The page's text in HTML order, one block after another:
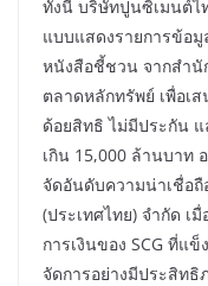
ทั้งนี้ บริษัทปูนซิเมนต์ไ
แบบแสดงรายการข้อ
หนังสือชี้ชวน จากสำนั
ตลาดหลักทรัพย์ เพื่อเ
ด้อยสิทธิ ไม่มีประกัน
เกิน 15,000 ล้านบาท
จัดอันดับความน่าเชื่อ
(ประเทศไทย) จำกัด เ
การเงินของ SCG ที่แ
จัดการอย่างมีประสิทธิ